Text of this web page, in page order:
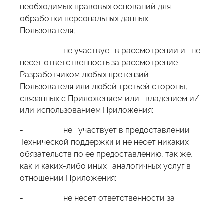
необходимых правовых оснований для
обработки персональных данных
Пользователя;
- не участвует в рассмотрении и не
несет ответственность за рассмотрение
Разработчиком любых претензий
Пользователя или любой третьей стороны,
связанных с Приложением или владением и/
или использованием Приложения;
- не участвует в предоставлении
Технической поддержки и не несет никаких
обязательств по ее предоставлению, так же,
как и каких-либо иных аналогичных услуг в
отношении Приложения;
- не несет ответственности за